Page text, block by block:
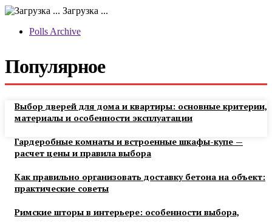
Загрузка ...
Polls Archive
Популярное
Выбор дверей для дома и квартиры: основные критерии,
материалы и особенности эксплуатации
Гардеробные комнаты и встроенные шкафы-купе —
расчет цены и правила выбора
Как правильно организовать доставку бетона на объект:
практические советы
Римские шторы в интерьере: особенности выбора,